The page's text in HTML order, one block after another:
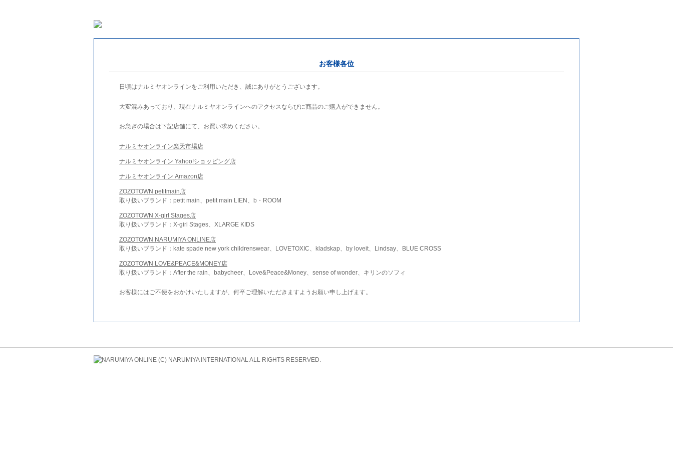
お客様各位
日頃はナルミヤオンラインをご利用いただき、誠にありがとうございます。
大変混みあっており、現在ナルミヤオンラインへのアクセスならびに商品のご購入ができません。
お急ぎの場合は下記店舗にて、お買い求めください。
ナルミヤオンライン楽天市場店
ナルミヤオンライン Yahoo!ショッピング店
ナルミヤオンライン Amazon店
ZOZOTOWN petitmain店
取り扱いブランド：petit main、petit main LIEN、b・ROOM
ZOZOTOWN X-girl Stages店
取り扱いブランド：X-girl Stages、XLARGE KIDS
ZOZOTOWN NARUMIYA ONLINE店
取り扱いブランド：kate spade new york childrenswear、LOVETOXIC、kladskap、by loveit、Lindsay、BLUE CROSS
ZOZOTOWN LOVE&PEACE&MONEY店
取り扱いブランド：After the rain、babycheer、Love&Peace&Money、sense of wonder、キリンのソフィ
お客様にはご不便をおかけいたしますが、何卒ご理解いただきますようお願い申し上げます。